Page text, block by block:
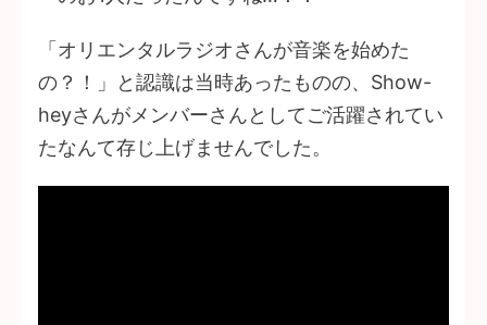
「オリエンタルラジオさんが音楽を始めた
の？！」と認識は当時あったものの、Show-
heyさんがメンバーさんとしてご活躍されてい
たなんて存じ上げませんでした。